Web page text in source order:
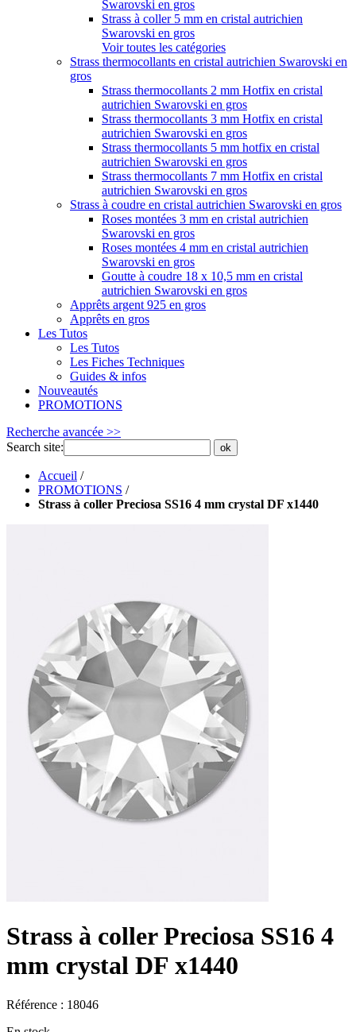
Swarovski en gros
Strass à coller 5 mm en cristal autrichien
Swarovski en gros
Voir toutes les catégories
Strass thermocollants en cristal autrichien Swarovski en
gros
Strass thermocollants 2 mm Hotfix en cristal
autrichien Swarovski en gros
Strass thermocollants 3 mm Hotfix en cristal
autrichien Swarovski en gros
Strass thermocollants 5 mm hotfix en cristal
autrichien Swarovski en gros
Strass thermocollants 7 mm Hotfix en cristal
autrichien Swarovski en gros
Strass à coudre en cristal autrichien Swarovski en gros
Roses montées 3 mm en cristal autrichien
Swarovski en gros
Roses montées 4 mm en cristal autrichien
Swarovski en gros
Goutte à coudre 18 x 10,5 mm en cristal
autrichien Swarovski en gros
Apprêts argent 925 en gros
Apprêts en gros
Les Tutos
Les Tutos
Les Fiches Techniques
Guides & infos
Nouveautés
PROMOTIONS
Recherche avancée >>
Search site:
ok
Accueil /
PROMOTIONS /
Strass à coller Preciosa SS16 4 mm crystal DF x1440
Strass à coller Preciosa SS16 4
mm crystal DF x1440
Référence : 18046